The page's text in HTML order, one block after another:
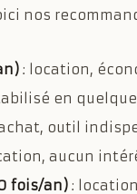
nos
: location,
en
outil
aucun
fois/an) :